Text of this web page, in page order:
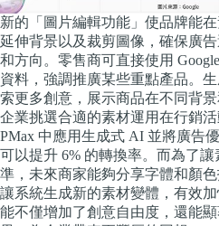
新的「圖片編輯功能」使品牌能在
延伸背景以及裁剪圖像，確保廣
和方向。零售商可直接使用
資料，強調推廣某些重點產品。
索更多創意，展示商品在不同背
企業挑選合適的素材運用在行銷
PMax 中應用生成式 AI 並將廣告
可以提升 6% 的轉換率。而為了
準，未來商家能夠分享字體和顏色
讓系統生成新的素材變體，有效
能不僅增加了創意自由度，還能